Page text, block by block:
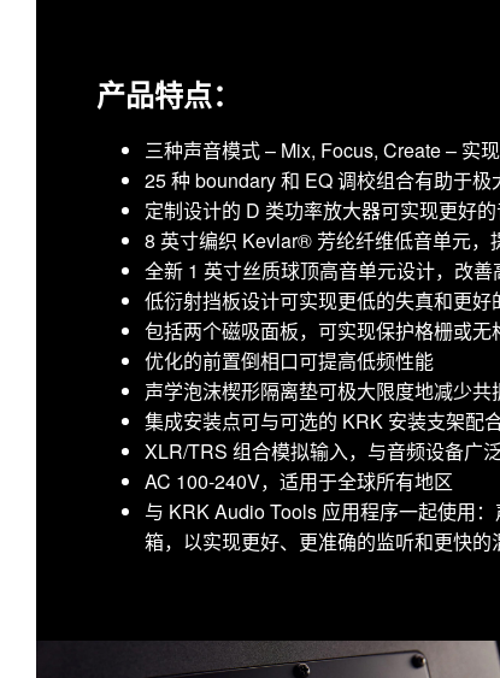
产品特点：
三种声音模式 – Mix, Focus, Create – 实
25 种 boundary 和 EQ 调校组合有助于
定制设计的 D 类功率放大器可实现更好
8 英寸编织 Kevlar® 芳纶纤维低音单元
全新 1 英寸丝质球顶高音单元设计，改
低衍射挡板设计可实现更低的失真和更好
包括两个磁吸面板，可实现保护格栅或无
优化的前置倒相口可提高低频性能
声学泡沫楔形隔离垫可极大限度地减少
集成安装点可与可选的 KRK 安装支架配
XLR/TRS 组合模拟输入，与音频设备广
AC 100-240V，适用于全球所有地区
与 KRK Audio Tools 应用程序一起使用
箱，以实现更好、更准确的监听和更快的